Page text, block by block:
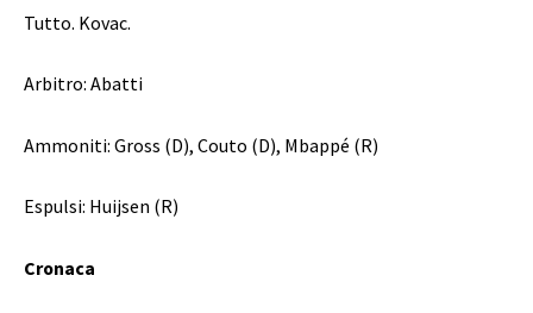
Tutto. Kovac.
Arbitro: Abatti
Ammoniti: Gross (D), Couto (D), Mbappé (R)
Espulsi: Huijsen (R)
Cronaca